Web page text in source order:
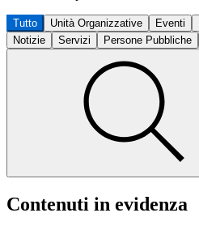
Tutto Unità Organizzative Eventi
Notizie
Servizi Persone Pubbliche
Contenuti in evidenza